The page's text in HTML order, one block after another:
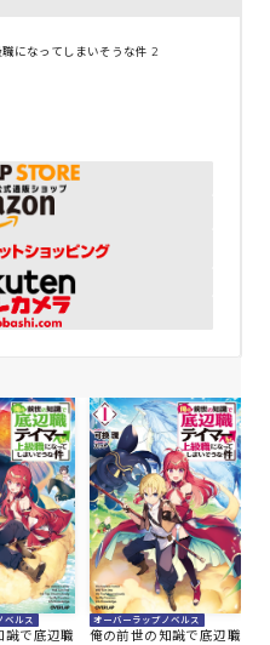
になってしまいそうな件 2
ベルス
識で底辺職
オーバーラップノベルス
俺の前世の知識で底辺職